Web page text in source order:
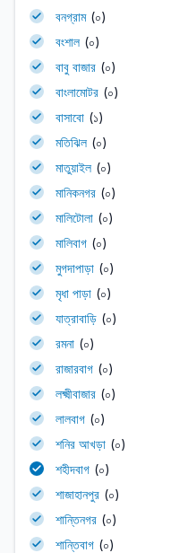
বনগ্রাম (০)
বংশাল (০)
বাবু বাজার (০)
বাংলামোটর (০)
বাসাবো (১)
মতিঝিল (০)
মাতুয়াইল (০)
মানিকনগর (০)
মালিটোলা (০)
মালিবাগ (০)
মুগদাপাড়া (০)
মৃধা পাড়া (০)
যাত্রাবাড়ি (০)
রমনা (০)
রাজারবাগ (০)
লক্ষ্মীবাজার (০)
লালবাগ (০)
শনির আখড়া (০)
শহীদবাগ (০)
শাজাহানপুর (০)
শান্তিনগর (০)
শান্তিবাগ (০)